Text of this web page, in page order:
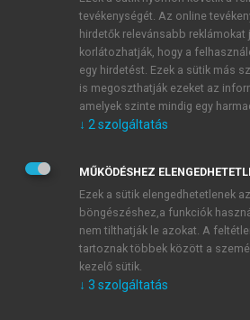
), hogy nincs ilyen
szükségszerűség. Demokrácia
várható, ha a tömegek képesek
az elit nem veszít túl sokat az
modellt statisztikai elemzés
egyértelműen rávilágított, hogy
egy főre jutó jövedelem növekedése
megerősödése között. Acemoglu,
Robinson ezzel szemben azt a
hogy az okság éppen fordított:
politikai rendszer okozza a
befogadó intézményrendszer révén
). 175 ország 1960 és
alapján arra az eredményre
tevékenységét. Az online
hirdetők relevánsabb reklámokat
korlátozhatják, hogy a
egy hirdetést. Ezek a sütik más
is megoszthatják ezeket az
amelyek szinte mindig egy
↓ 2 szolgáltatás
MŰKÖDÉSHEZ
Ezek a sütik elengedhetetlenek
böngészéshez,a funkciók
nem tilthatják le azokat. A
tartoznak többek között a
kezelő sütik.
↓ 3 szolgáltatás